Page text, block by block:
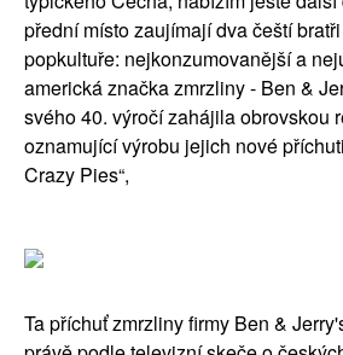
přední místo zaujímají dva čeští
popkultuře: nejkonzumovanější a
americká značka zmrzliny - Ben &
svého 40. výročí zahájila obrovskou
oznamující výrobu jejich nové
Crazy Pies“,
Ta příchuť zmrzliny firmy Ben &